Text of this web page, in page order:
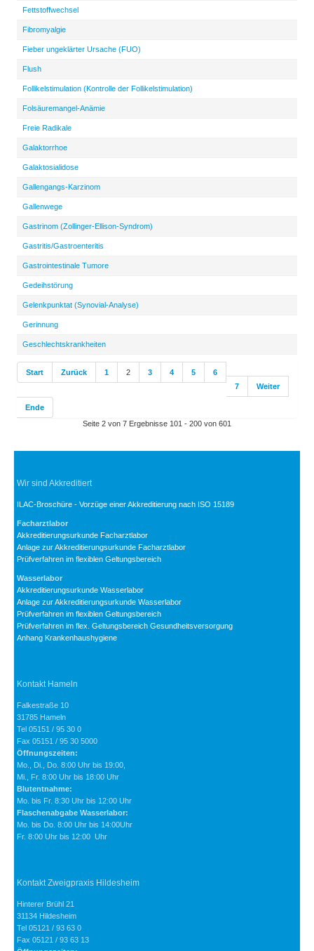
Fettstoffwechsel
Fibromyalgie
Fieber ungeklärter Ursache (FUO)
Flush
Follikelstimulation (Kontrolle der Follikelstimulation)
Folsäuremangel-Anämie
Freie Radikale
Galaktorrhoe
Galaktosialidose
Gallengangs-Karzinom
Gallenwege
Gastrinom (Zollinger-Ellison-Syndrom)
Gastritis/Gastroenteritis
Gastrointestinale Tumore
Gedeihstörung
Gelenkpunktat (Synovial-Analyse)
Gerinnung
Geschlechtskrankheiten
Start Zurück 1 2 3 4 5
6
7
Weiter
Ende
Seite 2 von 7 Ergebnisse 101 - 200 von 601
Wir sind Akkreditiert
ILAC-Broschüre - Vorzüge einer Akkreditierung nach ISO 15189
Facharztlabor
Akkreditierungsurkunde Facharztlabor
Anlage zur Akkreditierungsurkunde Facharztlabor
Prüfverfahren im flexiblen Geltungsbereich
Wasserlabor
Akkreditierungsurkunde Wasserlabor
Anlage zur Akkreditierungsurkunde Wasserlabor
Prüfverfahren im flexiblen Geltungsbereich
Prüfverfahren im flex. Geltungsbereich Gesundheitsversorgung
Anhang Krankenhaushygiene
Kontakt Hameln
Falkestraße 10
31785 Hameln
Tel 05151 / 95 30 0
Fax 05151 / 95 30 5000
Öffnungszeiten:
Mo., Di., Do. 8:00 Uhr bis 19:00,
Mi., Fr. 8:00 Uhr bis 18:00 Uhr
Blutentnahme:
Mo. bis Fr. 8:30 Uhr bis 12:00 Uhr
Flaschenabgabe Wasserlabor:
Mo. bis Do. 8:00 Uhr bis 14:00Uhr
Fr. 8:00 Uhr bis 12:00 Uhr
Kontakt Zweigpraxis Hildesheim
Hinterer Brühl 21
31134 Hildesheim
Tel 05121 / 93 63 0
Fax 05121 / 93 63 13